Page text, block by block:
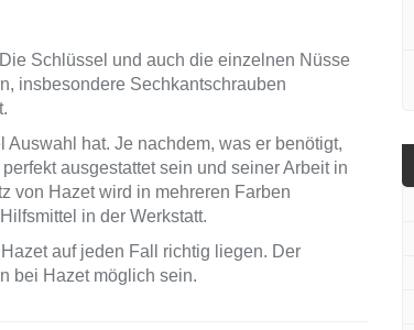
Schlüssel und auch die einzelnen Nüsse
insbesondere Sechkantschrauben
hat. Je nachdem, was er benötigt,
ausgestattet sein und seiner Arbeit in
von Hazet wird in mehreren Farben
in der Werkstatt.
auf jeden Fall richtig liegen. Der
bei Hazet möglich sein.